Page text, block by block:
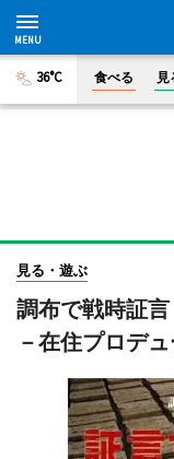
36°C 食べる 見
見る・遊ぶ
調布で戦時証
－在住プロデ